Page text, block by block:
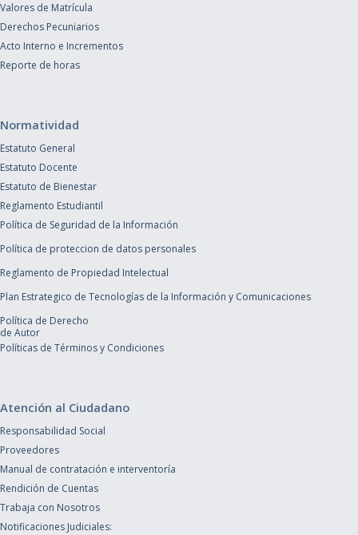
Valores de Matrícula
Derechos Pecuniarios
Acto Interno e Incrementos
Reporte de horas
Normatividad
Estatuto General
Estatuto Docente
Estatuto de Bienestar
Reglamento Estudiantil
Política de Seguridad de la Información
Política de proteccion de datos personales
Reglamento de Propiedad Intelectual
Plan Estrategico de Tecnologías de la Información y Comunicaciones
Política de Derecho
de Autor
Políticas de Términos y Condiciones
Atención al Ciudadano
Responsabilidad Social
Proveedores
Manual de contratación e interventoría
Rendición de Cuentas
Trabaja con Nosotros
Notificaciones Judiciales: